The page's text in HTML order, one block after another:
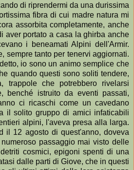
di riprendermi da una durissima
fibra di cui madre natura mi
assorbita completamente, anche
aver portato a casa la ghirba anche
i beneamati Alpini dell'Armir.
sempre tanto per tenervi aggiornati.
io sono un animo semplice che
quando questi sono soliti tendere,
trappole che potrebbero rivelarsi
benché istruito da eventi passati,
ci ricaschi come un cavedano
il solito gruppo di amici infaticabili
alpini, l'aveva presa alla larga.
il 12 agosto di quest'anno, doveva
passaggio mai visto delle
cosmici, epigoni spenti di una
dalle parti di Giove, che in questi